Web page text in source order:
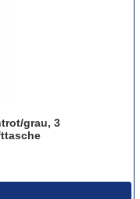
grau, 3